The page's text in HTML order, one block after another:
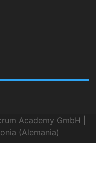
Academy GmbH |
(Alemania)